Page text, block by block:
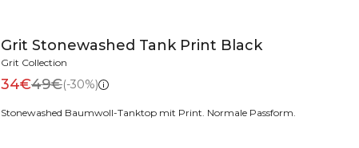
Grit Stonewashed Tank Print Black
Grit Collection
34€49€(-30%)
Stonewashed Baumwoll-Tanktop mit Print. Normale Passform.